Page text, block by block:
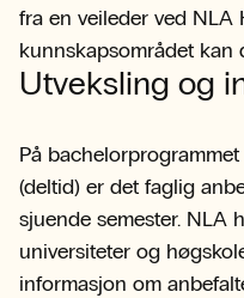
fra en veileder ved NLA
kunnskapsområdet kan
Utveksling og
På
(deltid) er det faglig
sjuende semester. NLA
universiteter og
informasjon om